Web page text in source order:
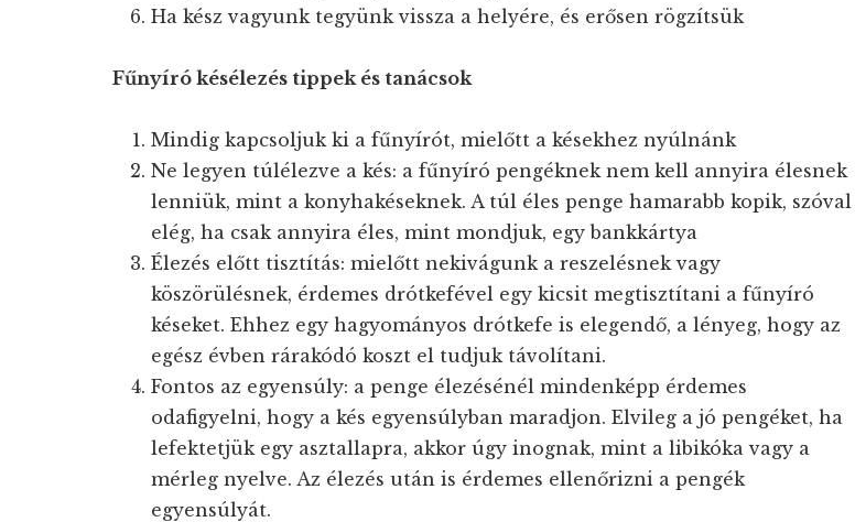
Ha kész vagyunk tegyünk vissza a helyére, és erősen rögzítsük
Fűnyíró késélezés tippek és tanácsok
Mindig kapcsoljuk ki a fűnyírót, mielőtt a késekhez nyúlnánk
Ne legyen túlélezve a kés: a fűnyíró pengéknek nem kell annyira élesnek
lenniük, mint a konyhakéseknek. A túl éles penge hamarabb kopik, szóval
elég, ha csak annyira éles, mint mondjuk, egy bankkártya
Élezés előtt tisztítás: mielőtt nekivágunk a reszelésnek vagy
köszörülésnek, érdemes drótkefével egy kicsit megtisztítani a fűnyíró
késeket. Ehhez egy hagyományos drótkefe is elegendő, a lényeg, hogy az
egész évben rárakódó koszt el tudjuk távolítani.
Fontos az egyensúly: a penge élezésénél mindenképp érdemes
odafigyelni, hogy a kés egyensúlyban maradjon. Elvileg a jó pengéket, ha
lefektetjük egy asztallapra, akkor úgy inognak, mint a libikóka vagy a
mérleg nyelve. Az élezés után is érdemes ellenőrizni a pengék
egyensúlyát.